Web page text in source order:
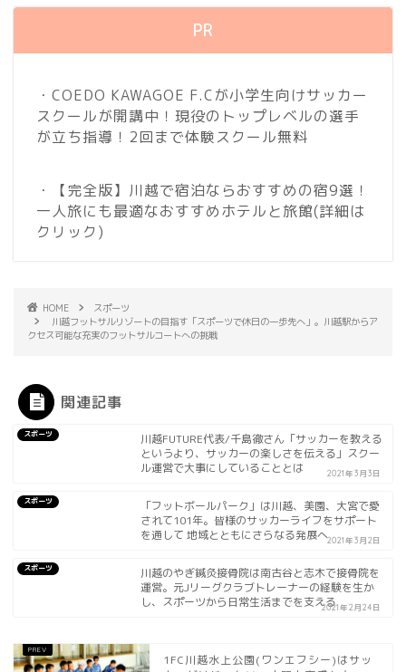
PR
・COEDO KAWAGOE F.Cが小学生向けサッカー
スクールが開講中！現役のトップレベルの選手
が立ち指導！2回まで体験スクール無料
・【完全版】川越で宿泊ならおすすめの宿9選！
一人旅にも最適なおすすめホテルと旅館(詳細は
クリック)
HOME
スポーツ
川越フットサルリゾートの目指す「スポーツで休日の一歩先へ」。川越駅からア
クセス可能な充実のフットサルコートへの挑戦
関連記事
スポーツ
川越FUTURE代表/千島徹さん「サッカーを教える
というより、サッカーの楽しさを伝える」スクー
ル運営で大事にしていることとは
2021年3月3日
スポーツ
「フットボールパーク」は川越、美園、大宮で愛
されて101年。皆様のサッカーライフをサポート
を通して 地域とともにさらなる発展へ2021年3月2日
スポーツ
川越のやぎ鍼灸接骨院は南古谷と志木で接骨院を
運営。元Jリーグクラブトレーナーの経験を生か
し、スポーツから日常生活までを支える2021年2月24日
1FC川越水上公園(ワンエフシー)はサッ